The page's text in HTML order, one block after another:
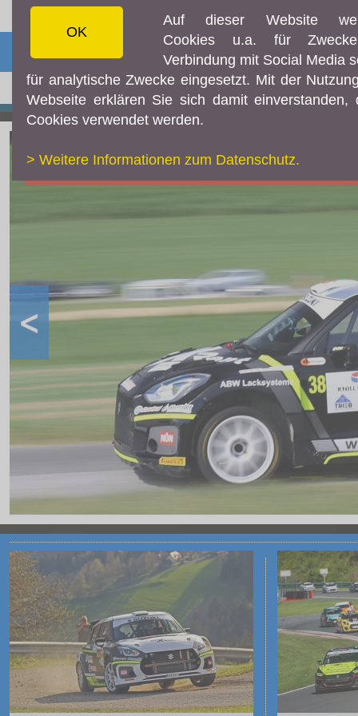
☰ MENÜ
AKTUELLES
Aktuelles
SERIEN
GALERIE
Aktuelle Fotos & Videos
KONTAKT / IMPRESSUM
Kontakt / Impressum
OK
Auf dieser Website
Cookies u.a. für
Verbindung mit Social Media
für analytische Zwecke eingesetzt. Mit der
Webseite erklären Sie sich damit einverstanden,
Cookies verwendet werden.
> Weitere Informationen zum Datenschutz.